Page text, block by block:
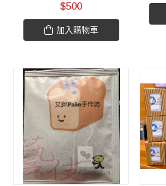
$500
加入購物車